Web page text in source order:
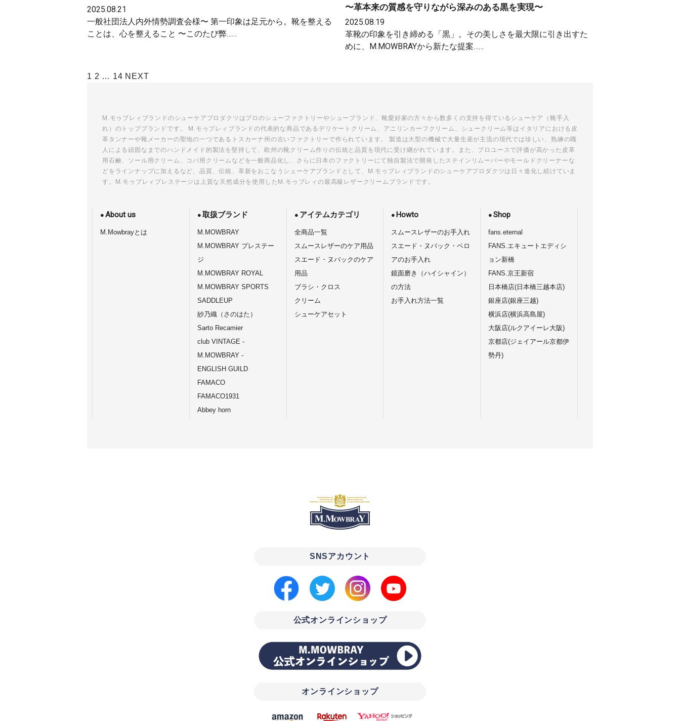
2025.08.21
一般社団法人内外情勢調査会様〜 第一印象は足元から。靴を整える
ことは、心を整えること 〜このたび弊……
〜革本来の質感を守りながら深みのある黒を実現〜
2025.08.19
革靴の印象を引き締める「黒」。その美しさを最大限に引き出すた
めに、M.MOWBRAYから新たな提案……
投
1 2 … 14 NEXT
M.モゥブレィブランドのシューケアプロダクツはプロのシューファクトリーやシューブランド、靴愛好家の方々から数多くの支持を得ているシューケア（靴手入
れ）のトップブランドです。 M.モゥブレィブランドの代表的な商品であるデリケートクリーム、アニリンカーフクリーム、シュークリーム等はイタリアにおける皮
革タンナーや靴メーカーの聖地の一つであるトスカーナ州の古いファクトリーで作られています。 製造は大型の機械で大量生産が主流の現代では珍しい、熟練の職
人による頑固なまでのハンドメイド的製法を堅持して、欧州の靴クリーム作りの伝統と品質を現代に受け継がれています。また、プロユースで評価が高かった皮革
用石鹸、ソール用クリーム、コバ用クリームなどを一般商品化し、さらに日本のファクトリーにて独自製法で開発したステインリムーバーやモールドクリーナーな
どをラインナップに加えるなど、品質、伝統、革新をおこなうシューケアブランドとして、M.モゥブレィブランドのシューケアプロダクツは日々進化し続けていま
す。M.モゥブレィプレステージは上質な天然成分を使用したM.モゥブレィの最高級レザークリームブランドです。
About us
M.Mowbrayとは
取扱ブランド
M.MOWBRAY
M.MOWBRAY プレステー
ジ
M.MOWBRAY ROYAL
M.MOWBRAY SPORTS
SADDLEUP
紗乃織（さのはた）
Sarto Recamier
club VINTAGE -
M.MOWBRAY -
ENGLISH GUILD
FAMACO
FAMACO1931
Abbey horn
アイテムカテゴリ
全商品一覧
スムースレザーのケア用品
スエード・ヌバックのケア
用品
ブラシ・クロス
クリーム
シューケアセット
Howto
スムースレザーのお手入れ
スエード・ヌバック・ベロ
アのお手入れ
鏡面磨き（ハイシャイン）
の方法
お手入れ方法一覧
Shop
fans.eternal
FANS.エキュートエディシ
ョン新橋
FANS.京王新宿
日本橋店(日本橋三越本店)
銀座店(銀座三越)
横浜店(横浜高島屋)
大阪店(ルクアイーレ大阪)
京都店(ジェイアール京都伊
勢丹)
SNSアカウント
公式オンラインショップ
オンラインショップ